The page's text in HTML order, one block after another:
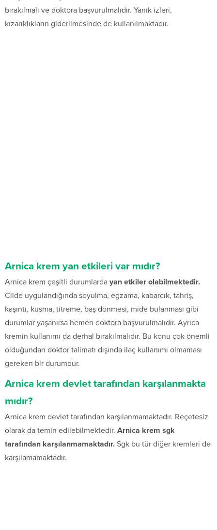
bırakılmalı ve doktora başvurulmalıdır. Yanık izleri,
kızarıklıkların giderilmesinde de kullanılmaktadır.
Arnica krem yan etkileri var mıdır?
Arnica krem çeşitli durumlarda yan etkiler olabilmektedir.
Cilde uygulandığında soyulma, egzama, kabarcık, tahriş,
kaşıntı, kusma, titreme, baş dönmesi, mide bulanması gibi
durumlar yaşanırsa hemen doktora başvurulmalıdır. Ayrıca
kremin kullanımı da derhal bırakılmalıdır. Bu konu çok önemli
olduğundan doktor talimatı dışında ilaç kullanımı olmaması
gereken bir durumdur.
Arnica krem devlet tarafından karşılanmakta
mıdır?
Arnica krem devlet tarafından karşılanmamaktadır. Reçetesiz
olarak da temin edilebilmektedir. Arnica krem sgk
tarafından karşılanmamaktadır. Sgk bu tür diğer kremleri de
karşılamamaktadır.